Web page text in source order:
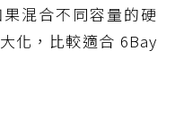
混合不同容量的硬
化，比較適合 6Bay